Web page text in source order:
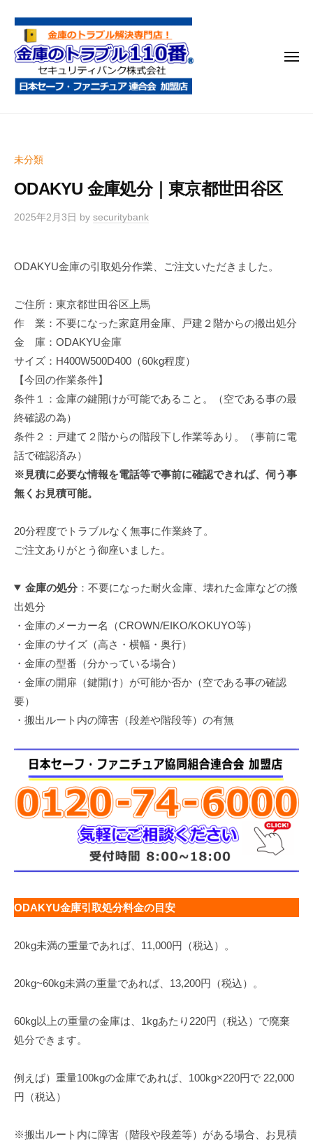
の
ラ
ブ
1
番
開
け
処
移
・
修
理
等
の
専
メ
未分類
ODAKYU 金庫処分｜東京都世田谷区
2025年2月3日 by securitybank
ODAKYU金庫の引取処分作業、ご注文いただきました。
ご住所：東京都世田谷区上馬
作 業：不要になった家庭用金庫、戸建２階からの搬出処分
金 庫：ODAKYU金庫
サイズ：H400W500D400（60kg程度）
【今回の作業条件】
条件１：金庫の鍵開けが可能であること。（空である事の最
終確認の為）
条件２：戸建て２階からの階段下し作業等あり。（事前に電
話で確認済み）
※見積に必要な情報を電話等で事前に確認できれば、伺う事
無くお見積可能。
20分程度でトラブルなく無事に作業終了。
ご注文ありがとう御座いました。
金庫の処分：不要になった耐火金庫、壊れた金庫などの搬
出処分
・金庫のメーカー名（CROWN/EIKO/KOKUYO等）
・金庫のサイズ（高さ・横幅・奥行）
・金庫の型番（分かっている場合）
・金庫の開扉（鍵開け）が可能か否か（空である事の確認
要）
・搬出ルート内の障害（段差や階段等）の有無
ODAKYU金庫引取処分料金の目安
20kg未満の重量であれば、11,000円（税込）。
20kg~60kg未満の重量であれば、13,200円（税込）。
60kg以上の重量の金庫は、1kgあたり220円（税込）で廃棄
処分できます。
例えば）重量100kgの金庫であれば、100kg×220円で 22,000
円（税込）
※搬出ルート内に障害（階段や段差等）がある場合、お見積
庫
の
ト
ラ
ブ
番